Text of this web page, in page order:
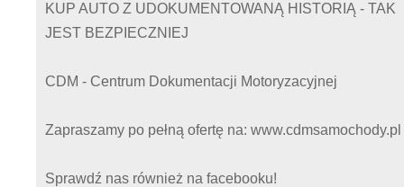
KUP AUTO Z UDOKUMENTOWANĄ HISTORIĄ - TAK
JEST BEZPIECZNIEJ
CDM - Centrum Dokumentacji Motoryzacyjnej
Zapraszamy po pełną ofertę na: www.cdmsamochody.pl
Sprawdź nas również na facebooku!